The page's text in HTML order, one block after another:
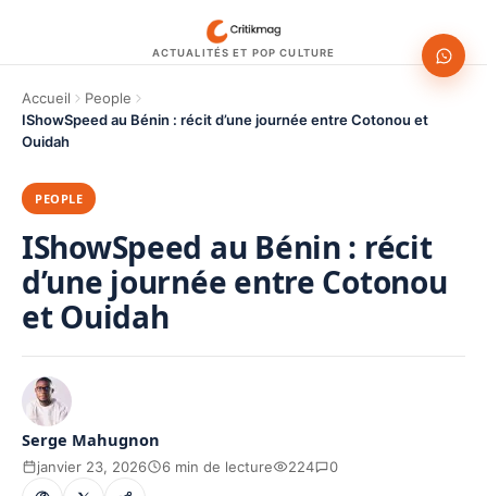
ACTUALITÉS ET POP CULTURE
Accueil
People
IShowSpeed au Bénin : récit d’une journée entre Cotonou et
Ouidah
PEOPLE
IShowSpeed au Bénin : récit
d’une journée entre Cotonou
et Ouidah
Serge Mahugnon
janvier 23, 2026 6 min de lecture 224 0